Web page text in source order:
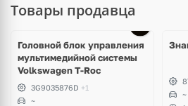
Товары продавца
Головной блок управления
мультимедийной системы
Volkswagen T-Roc
3G9035876D +1
~
~